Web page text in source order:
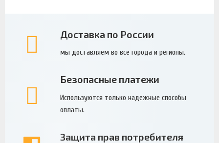
Доставка по России
мы доставляем во все города и регионы.
Безопасные платежи
Используются только надежные способы
оплаты.
Защита прав потребителя